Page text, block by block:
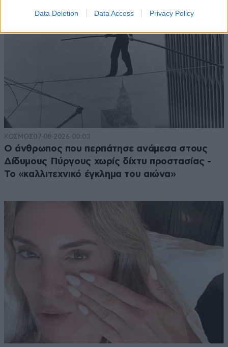
Data Deletion Data Access Privacy Policy
ΚΟΣΜΟΣ07·08·2026 00:03
Ο άνθρωπος που περπάτησε ανάμεσα στους
Δίδυμους Πύργους χωρίς δίχτυ προστασίας -
Το «καλλιτεχνικό έγκλημα του αιώνα»